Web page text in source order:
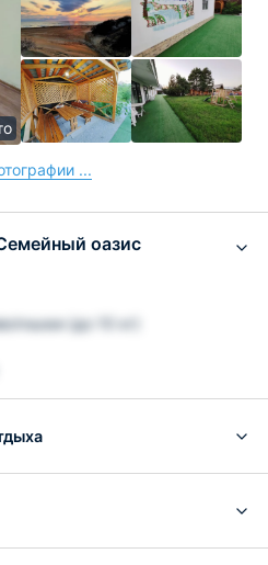
...
оазис
(до 10 кг)